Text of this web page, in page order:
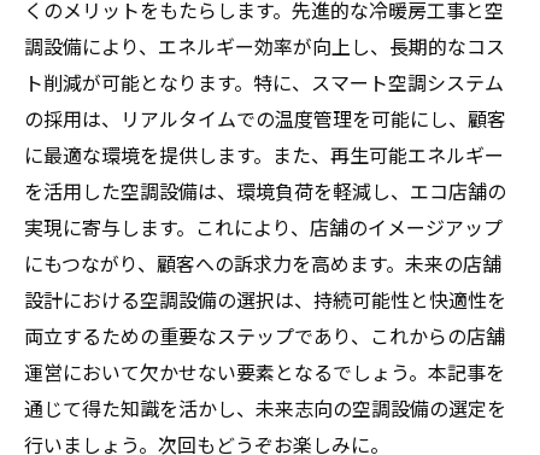
役割
未来に向けた店舗設計のヒントとしての空調設
備の最適化
未来志向の店舗設計における空調設備の選
び方
最適な空調設備で実現する未来の店舗計画
未来の顧客ニーズを捉えた空調設備の活用
法
次世代の店舗設計に向けた空調設備の最適
化
空調設備の最適化が未来の店舗に与える影
くのメリットをもたらします。先進的な冷暖房工事と空
調設備により、エネルギー効率が向上し、長期的なコス
ト削減が可能となります。特に、スマート空調システム
の採用は、リアルタイムでの温度管理を可能にし、顧客
に最適な環境を提供します。また、再生可能エネルギー
を活用した空調設備は、環境負荷を軽減し、エコ店舗の
実現に寄与します。これにより、店舗のイメージアップ
にもつながり、顧客への訴求力を高めます。未来の店舗
設計における空調設備の選択は、持続可能性と快適性を
両立するための重要なステップであり、これからの店舗
運営において欠かせない要素となるでしょう。本記事を
通じて得た知識を活かし、未来志向の空調設備の選定を
行いましょう。次回もどうぞお楽しみに。